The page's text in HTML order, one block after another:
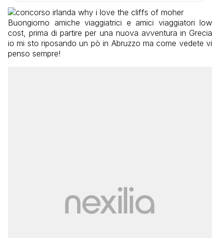
Buongiorno amiche viaggiatrici e amici viaggiatori low
cost, prima di partire per una nuova avventura in Grecia
io mi sto riposando un pò in Abruzzo ma come vedete vi
penso sempre!